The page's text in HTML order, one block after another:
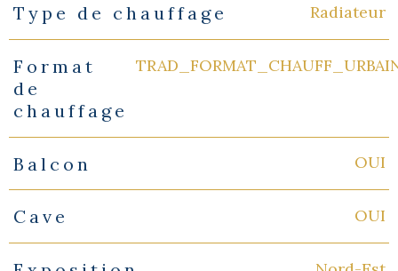
Type de chauffage Radiateur
Format
de
chauffage
Balcon OUI
Cave OUI